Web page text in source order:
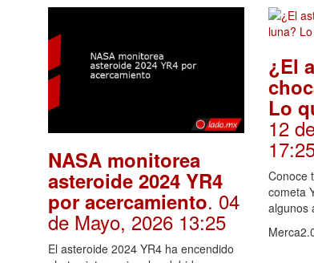
NASA monitorea
asteroide 2024 YR4
por acercamiento. 04
de Mayo, 2026 13:25
El asteroide 2024 YR4 ha encendido
¿El
Lo
12
Conoce
cometa
algunos